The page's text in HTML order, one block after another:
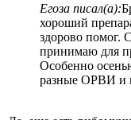
Егоза писал(а):
хороший
здорово помог.
принимаю для
Особенно
разные ОРВИ и